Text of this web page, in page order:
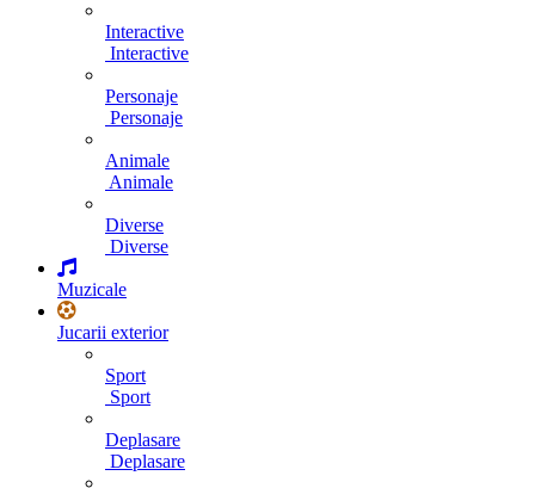
Interactive
Interactive
Personaje
Personaje
Animale
Animale
Diverse
Diverse
Muzicale
Jucarii exterior
Sport
Sport
Deplasare
Deplasare